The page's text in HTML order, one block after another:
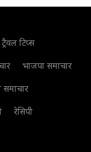
ट्रैवल टिप्स
भाजपा समाचार
रेसिपी